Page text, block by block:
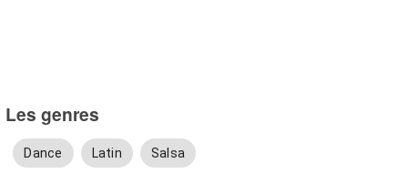
Les genres
Dance Latin Salsa